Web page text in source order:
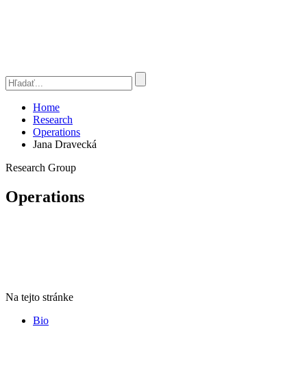
Home
Research
Operations
Jana Dravecká
Research Group
Operations
Na tejto stránke
Bio